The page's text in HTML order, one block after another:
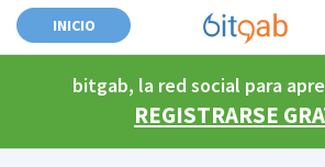
INICIO
bitgab, la red social para
REGISTRARSE